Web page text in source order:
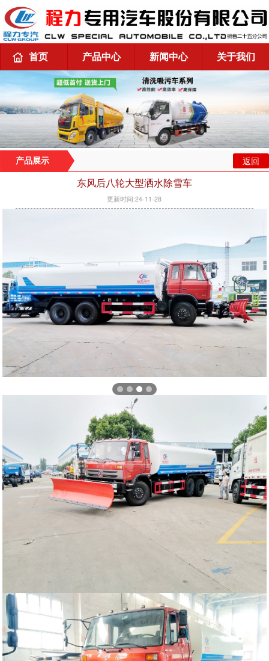
首页 产品中心 新闻中心 关于我们
产品展示 返回
东风后八轮大型洒水除雪车
更新时间:24-11-28